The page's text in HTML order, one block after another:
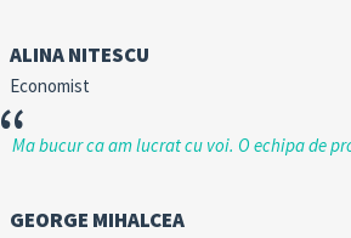
ALINA NITESCU
Economist
“Ma bucur ca am lucrat cu voi. O echipa de
GEORGE MIHALCEA